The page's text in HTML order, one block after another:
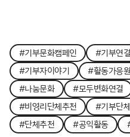
#기부문화캠페인 #기부연결
#기부자이야기
#활동가응원
#나눔문화
#모두변화연결
#비영리단체추천
#기부단체
#단체추천
#공익활동